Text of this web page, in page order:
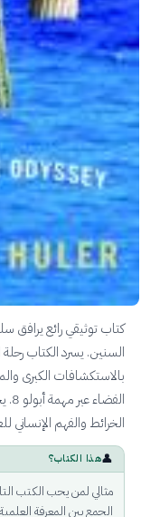
كتاب توثيقي رائع يرافق
السنين. يسرد الكتاب
بالاستكشافات الكبرى
الخرائط والفهم الإنساني
👤هذا الكتاب؟
مثالي لمن يحب الكتب
الجمع بين المعرفة